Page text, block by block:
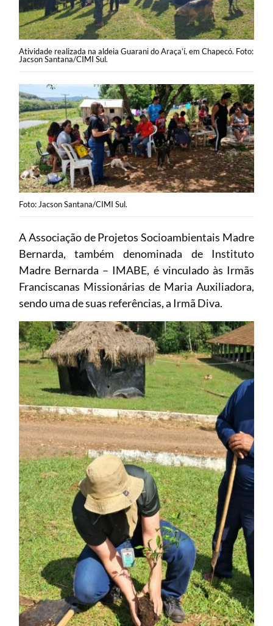
Atividade realizada na aldeia Guarani do Araça’í, em Chapecó. Foto:
Jacson Santana/CIMI Sul.
Foto: Jacson Santana/CIMI Sul.
A Associação de Projetos Socioambientais Madre
Bernarda, também denominada de Instituto
Madre Bernarda – IMABE, é vinculado às Irmãs
Franciscanas Missionárias de Maria Auxiliadora,
sendo uma de suas referências, a Irmã Diva.